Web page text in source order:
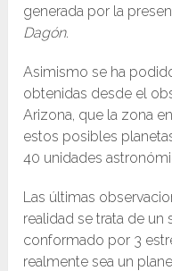
generada por la
Dagón.
Asimismo se ha
obtenidas desde el
Arizona, que la zona
estos posibles
40 unidades
Las últimas
realidad se trata de un
conformado por 3
realmente sea un